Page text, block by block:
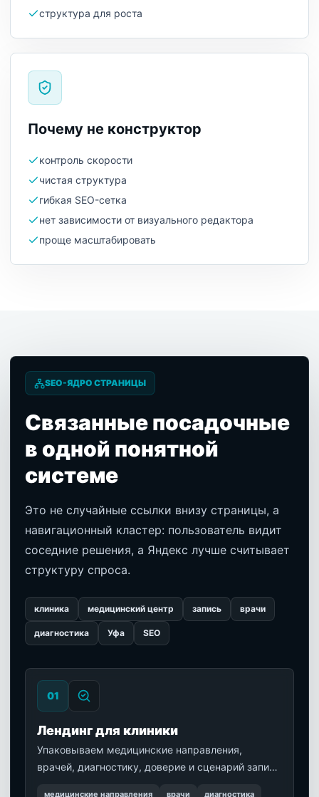
структура для роста
Почему не конструктор
контроль скорости
чистая структура
гибкая SEO-сетка
нет зависимости от визуального редактора
проще масштабировать
SEO-ЯДРО СТРАНИЦЫ
Связанные посадочные
в одной понятной
системе
Это не случайные ссылки внизу страницы, а
навигационный кластер: пользователь видит
соседние решения, а Яндекс лучше считывает
структуру спроса.
клиника медицинский центр запись врачи
диагностика Уфа SEO
01
Лендинг для клиники
Упаковываем медицинские направления,
врачей, диагностику, доверие и сценарий записи
медицинские направления врачи диагностика